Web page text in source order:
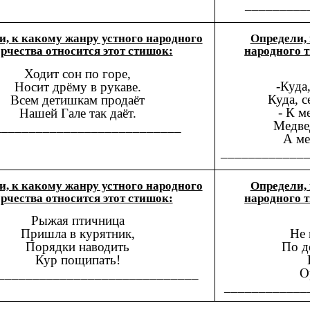
к какому жанру устного народного
относится этот стишок:
Ходит сон по горе,
Носит дрёму в рукаве.
Всем детишкам продаёт
Нашей Гале так даёт.
Определи,
народного
-
Куда,
- К
А
к какому жанру устного народного
относится этот стишок:
Рыжая птичница
Пришла в курятник,
Порядки наводить
Кур пощипать!
Определи,
народного
Не
По